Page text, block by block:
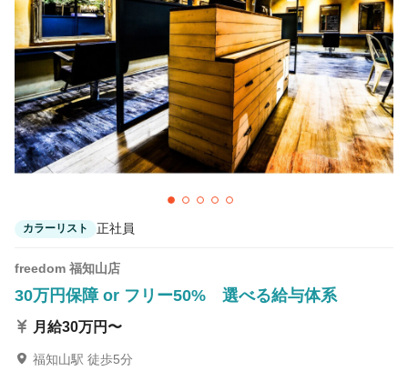
ヘアメイク・美容部員 アイリスト
エステティシャン
講師・インストラクター 営業・販売スタッフ・その他
雇用形態
業務委託・フリーランス
詳細条件
新規フリー客多数
カラーリスト 正社員
freedom 福知山店
30万円保障 or フリー50% 選べる給与体系
月給30万円〜
福知山駅 徒歩5分